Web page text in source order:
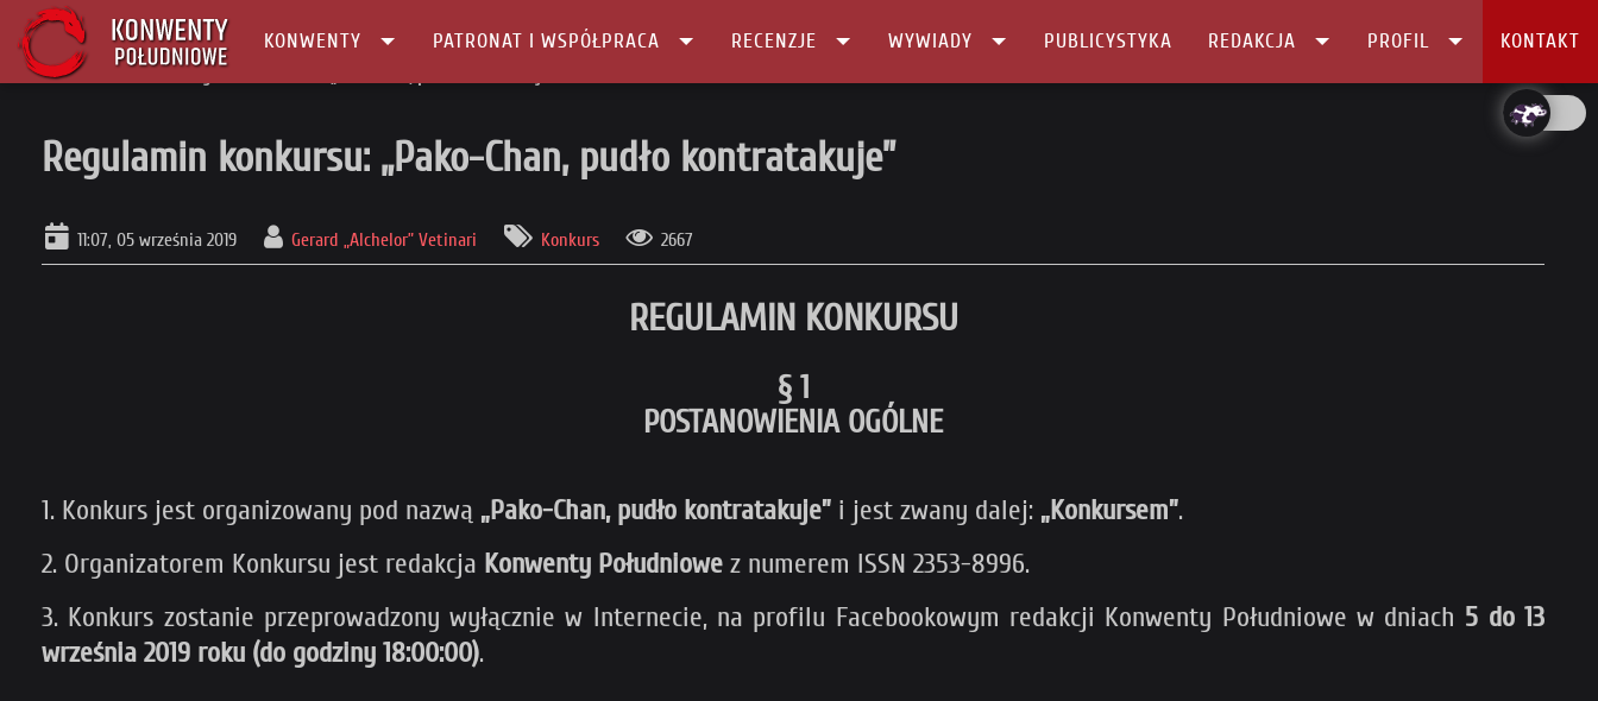
KONWENTY PATRONAT I WSPÓŁPRACA RECENZJE WYWIADY PUBLICYSTYKA REDAKCJA PROFIL KONTAKT
Główna
Regulamin konkursu: „Pako-Chan, pudło kontratakuje”
11:07, 05 września 2019 Gerard „Alchelor” Vetinari Konkurs 2667
REGULAMIN KONKURSU
§ 1
POSTANOWIENIA OGÓLNE
1. Konkurs jest organizowany pod nazwą „Pako-Chan, pudło kontratakuje” i jest zwany dalej: „Konkursem”.
2. Organizatorem Konkursu jest redakcja Konwenty Południowe z numerem ISSN 2353-8996.
3. Konkurs zostanie przeprowadzony wyłącznie w Internecie, na profilu Facebookowym redakcji Konwenty Południowe w dniach 5 do 13
września 2019 roku (do godziny 18:00:00).